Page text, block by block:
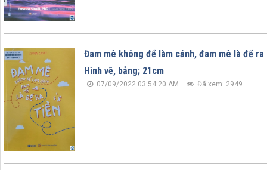
Đam mê không để làm cảnh, đam mê là để
Hình vẽ, bảng; 21cm
07/09/2022 03:54:20 AM Đã xem: 2949